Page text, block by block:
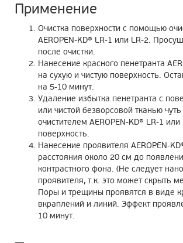
Применение
Очистка поверхности с помощью
AEROPEN-KD® LR-1 или LR-2.
после очистки.
Нанесение красного пенетранта
на сухую и чистую поверхность.
на 5-10 минут.
Удаление избытка пенетранта с
или чистой безворсовой тканью
очистителем AEROPEN-KD® LR-1
поверхность.
Нанесение проявителя AEROPEN-
расстояния около 20 см до
контрастного фона. (Не следует
проявителя, т.к. это может скрыть
Поры и трещины проявятся в виде
вкраплений и линий. Эффект
10 минут.